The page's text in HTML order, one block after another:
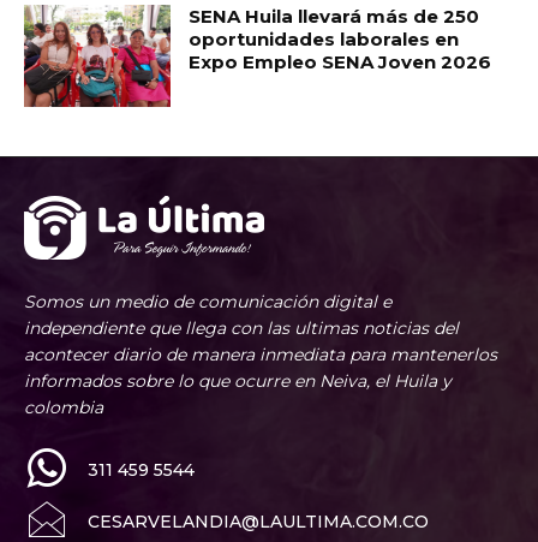
SENA Huila llevará más de 250
oportunidades laborales en
Expo Empleo SENA Joven 2026
Somos un medio de comunicación digital e
independiente que llega con las ultimas noticias del
acontecer diario de manera inmediata para mantenerlos
informados sobre lo que ocurre en Neiva, el Huila y
colombia
311 459 5544
CESARVELANDIA@LAULTIMA.COM.CO